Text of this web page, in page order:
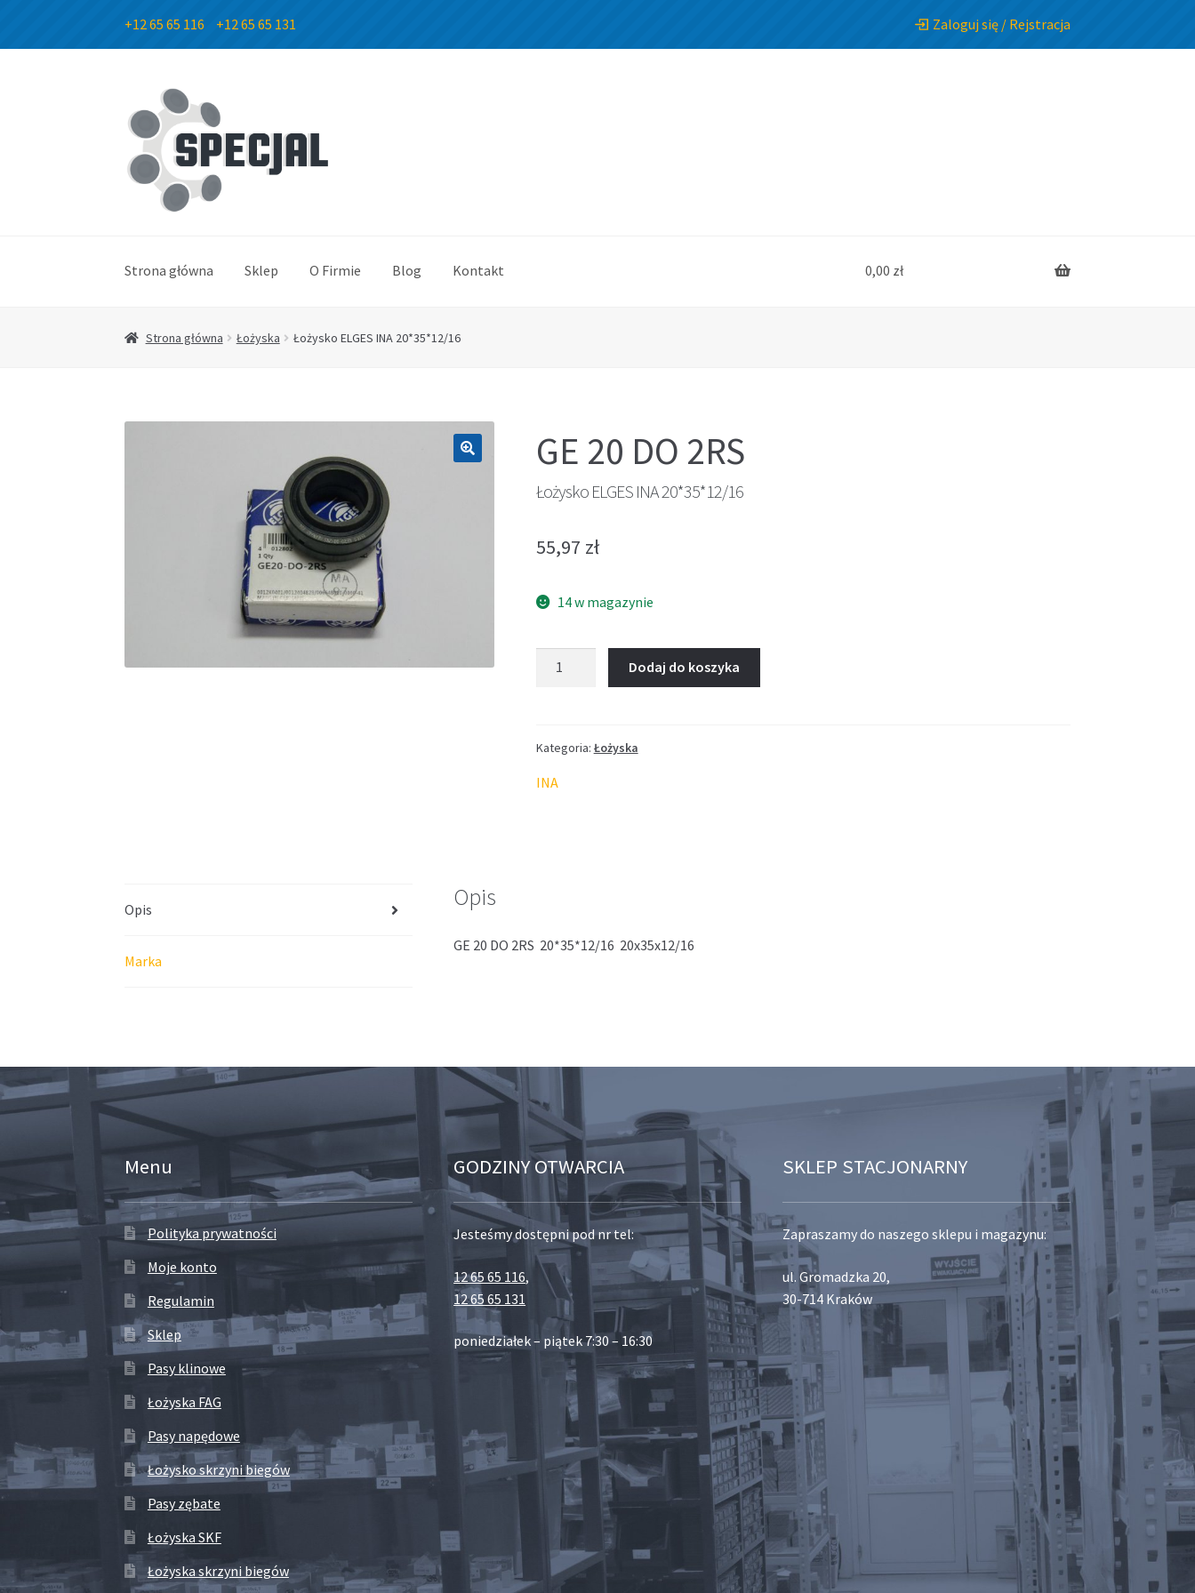
+12 65 65 116 +12 65 65 131 Zaloguj się / Rejstracja
Przejdź
do
nawigacji
Przejdź
do
treści
Strona główna Sklep O Firmie Blog Kontakt 0,00 zł
Strona główna Łożyska Łożysko ELGES INA 20*35*12/16
GE 20 DO 2RS
Łożysko ELGES INA 20*35*12/16
55,97 zł
14 w magazynie
20*35*12/16
Dodaj do koszyka
Kategoria: Łożyska
INA
Opis
Marka
Opis
GE 20 DO 2RS 20*35*12/16 20x35x12/16
Menu
Polityka prywatności
Moje konto
Regulamin
Sklep
Pasy klinowe
Łożyska FAG
Pasy napędowe
Łożysko skrzyni biegów
Pasy zębate
Łożyska SKF
Łożyska skrzyni biegów
GODZINY OTWARCIA
Jesteśmy dostępni pod nr tel:
12 65 65 116,
12 65 65 131
poniedziałek – piątek 7:30 – 16:30
SKLEP STACJONARNY
Zapraszamy do naszego sklepu i magazynu:
ul. Gromadzka 20,
30-714 Kraków